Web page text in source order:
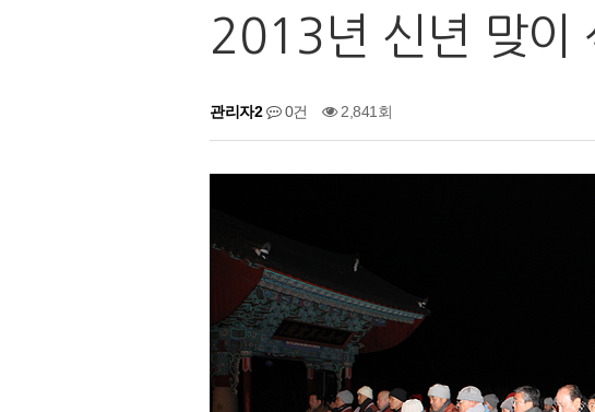
2013년 신년 맞이
관리자2 0건 2,841회